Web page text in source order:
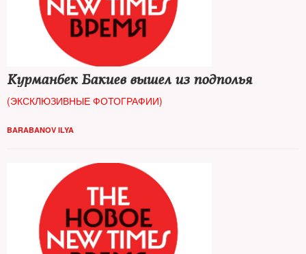
Курманбек Бакиев вышел из подполья
(ЭКСКЛЮЗИВНЫЕ ФОТОГРАФИИ)
BARABANOV ILYA